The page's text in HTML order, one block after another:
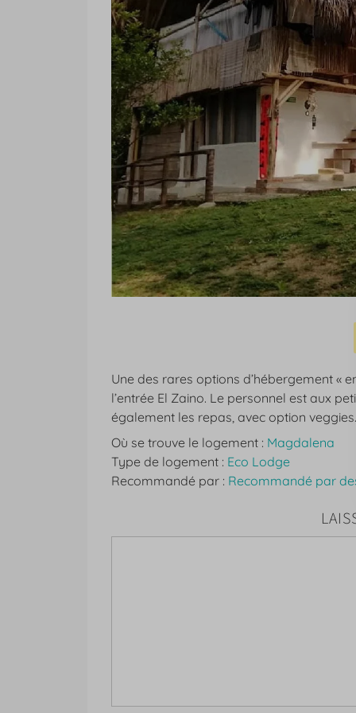
Une des rares options d’hébergement «
l’entrée El Zaino. Le personnel est aux
également les repas, avec option veggies.
Où se trouve le logement : Magdalena
Type de logement : Eco Lodge
Recommandé par : Recommandé par des